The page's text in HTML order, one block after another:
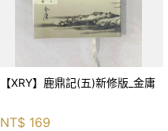
【XRY】鹿鼎記(五)新修版_金庸
NT$ 169